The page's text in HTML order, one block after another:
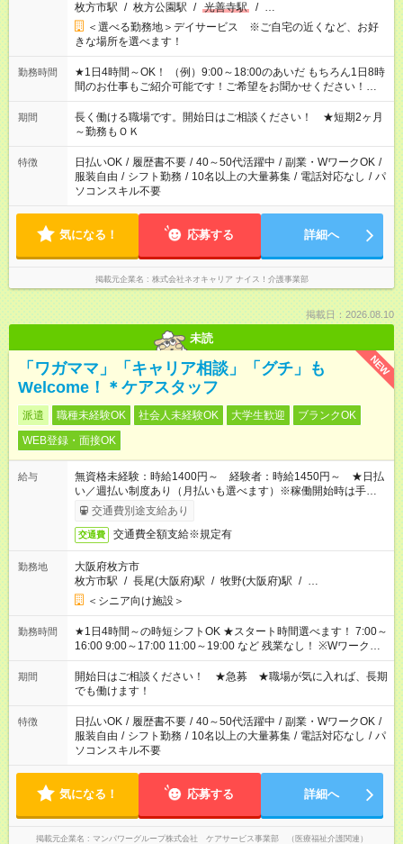
枚方市駅 / 枚方公園駅 / 光善寺駅 / …
＜選べる勤務地＞デイサービス ※ご自宅の近くなど、お好
きな場所を選べます！
勤務時間
★1日4時間～OK！ （例）9:00～18:00のあいだ もちろん1日8時
間のお仕事もご紹介可能です！ご希望をお聞かせください！★家
庭の都合でお休みが必要な場合も遠慮なくご相談ください。 ※
週最低15時間以上の勤務が必要です
期間
長く働ける職場です。開始日はご相談ください！ ★短期2ヶ月
～勤務もＯＫ
特徴 日払いOK / 履歴書不要 / 40～50代活躍中 / 副業・WワークOK /
服装自由 / シフト勤務 / 10名以上の大量募集 / 電話対応なし / パ
ソコンスキル不要
気になる！ 応募する 詳細へ
掲載元企業名 株式会社ネオキャリア ナイス！介護事業部
掲載日：2026.08.10
未読
NEW
「ワガママ」「キャリア相談」「グチ」も
Welcome！＊ケアスタッフ
派遣 職種未経験OK 社会人未経験OK 大学生歓迎
ブランクOK
WEB登録・面接OK
給与
無資格未経験：時給1400円～ 経験者：時給1450円～ ★日払
い／週払い制度あり（月払いも選べます）※稼働開始時は手続き
完了次第のお支払いとなります。
交通費別途支給あり
交通費 交通費全額支給※規定有
勤務地
大阪府枚方市
枚方市駅 / 長尾(大阪府)駅 / 牧野(大阪府)駅 / …
＜シニア向け施設＞
勤務時間
★1日4時間～の時短シフトOK ★スタート時間選べます！ 7:00～
16:00 9:00～17:00 11:00～19:00 など 残業なし！ ※Wワークの
場合、他のお仕事と合わせ週40時間超の就業はご案内できませ
ん ※法令に基づき、週20時間以上勤務は社会保険への加入対象
となります ※労働者派遣法（日雇い派遣の原則禁止）により、
短時間・短期間の就業はご案内が難しい場合があります
期間
開始日はご相談ください！ ★急募 ★職場が気に入れば、長期
でも働けます！
特徴 日払いOK / 履歴書不要 / 40～50代活躍中 / 副業・WワークOK /
服装自由 / シフト勤務 / 10名以上の大量募集 / 電話対応なし / パ
ソコンスキル不要
気になる！ 応募する 詳細へ
掲載元企業名 マンパワーグループ株式会社 ケアサービス事業部 （医療福祉介護関連）